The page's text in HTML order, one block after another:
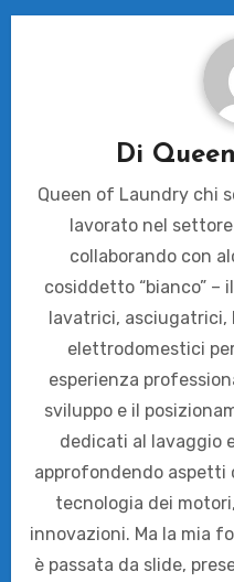
Di
Queen of Laundry chi
lavorato nel
collaborando con
cosiddetto “bianco” –
lavatrici,
elettrodomestici
esperienza
sviluppo e il
dedicati al lavaggio
approfondendo aspetti
tecnologia dei
innovazioni. Ma la mia
è passata da slide,